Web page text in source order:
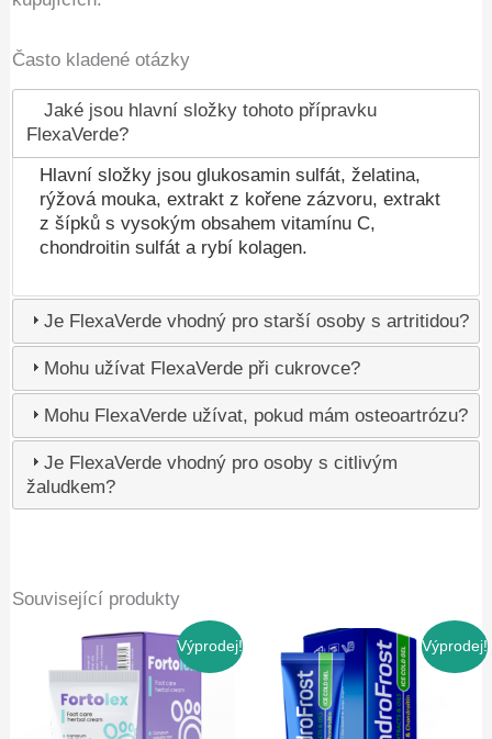
Často kladené otázky
Jaké jsou hlavní složky tohoto přípravku
FlexaVerde?
Hlavní složky jsou glukosamin sulfát, želatina,
rýžová mouka, extrakt z kořene zázvoru, extrakt
z šípků s vysokým obsahem vitamínu C,
chondroitin sulfát a rybí kolagen.
Je FlexaVerde vhodný pro starší osoby s artritidou?
Mohu užívat FlexaVerde při cukrovce?
Mohu FlexaVerde užívat, pokud mám osteoartrózu?
Je FlexaVerde vhodný pro osoby s citlivým
žaludkem?
Související produkty
Výprodej! Výprodej!